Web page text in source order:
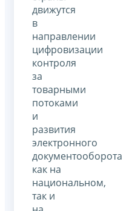
движутся
в
направлении
цифровизации
контроля
за
товарными
потоками
и
развития
электронного
документооборота
как на
национальном,
так и